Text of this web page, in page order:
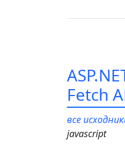
Fetch
все
javascript